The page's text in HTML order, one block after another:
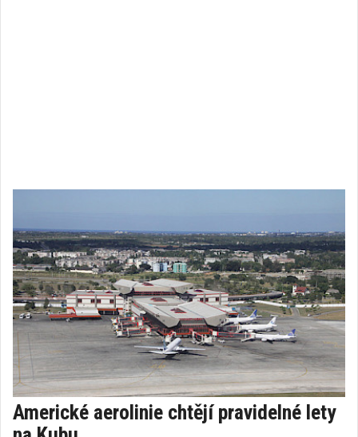
Americké aerolinie chtějí pravidelné lety